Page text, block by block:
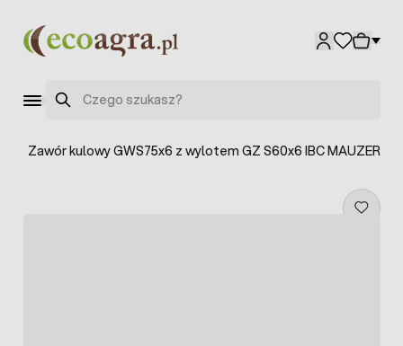
Szukaj
Zawór kulowy GWS75x6 z wylotem GZ S60x6 IBC MAUZER